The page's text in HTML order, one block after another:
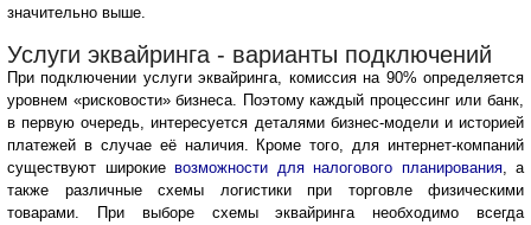
значительно выше.
Услуги эквайринга - варианты подключений
При подключении услуги эквайринга, комиссия на 90% определяется
уровнем «рисковости» бизнеса. Поэтому каждый процессинг или банк,
в первую очередь, интересуется деталями бизнес-модели и историей
платежей в случае её наличия. Кроме того, для интернет-компаний
существуют широкие возможности для налогового планирования, а
также различные схемы логистики при торговле физическими
товарами. При выборе схемы эквайринга необходимо всегда